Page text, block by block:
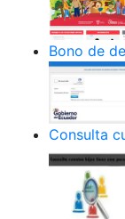
Bono de
Consulta